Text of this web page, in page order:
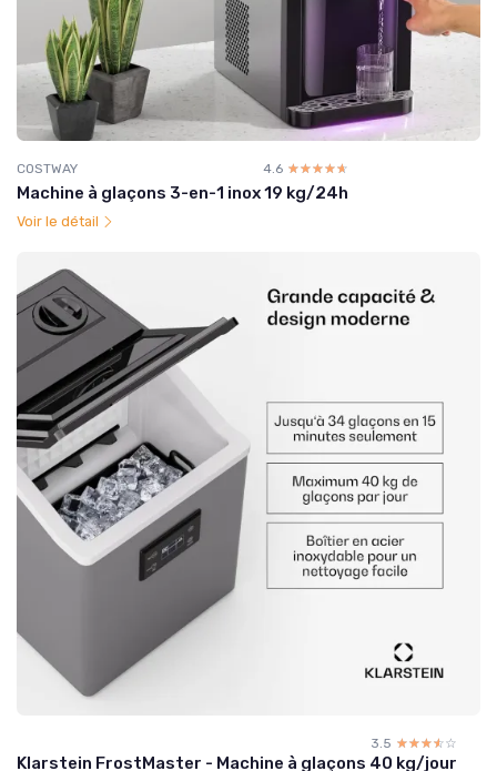
COSTWAY 4.6 ☆☆☆☆☆
★★★★★
Machine à glaçons 3-en-1 inox 19 kg/24h
Voir le détail
3.5 ☆☆☆☆☆
★★★★★
Klarstein FrostMaster - Machine à glaçons 40 kg/jour